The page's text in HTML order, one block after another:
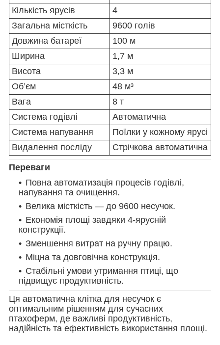
Кількість ярусів
4
Загальна місткість
9600 голів
Довжина батареї
100 м
Ширина
1,7 м
Висота
3,3 м
Об’єм
48 м³
Вага
8 т
Система годівлі
Автоматична
Система напування
Поїлки у кожному ярусі
Видалення посліду
Стрічкова автоматична
Переваги
Повна автоматизація процесів годівлі,
напування та очищення.
Велика місткість — до 9600 несучок.
Економія площі завдяки 4-ярусній
конструкції.
Зменшення витрат на ручну працю.
Міцна та довговічна конструкція.
Стабільні умови утримання птиці, що
підвищує продуктивність.
Ця автоматична клітка для несучок є
оптимальним рішенням для сучасних
птахоферм, де важливі продуктивність,
надійність та ефективність використання площі.